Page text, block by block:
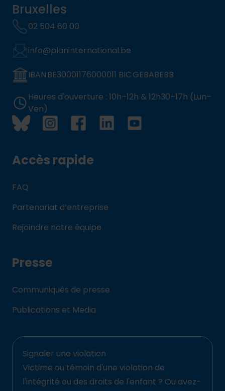
Bruxelles
02 504 60 00
info@planinternational.be
IBAN BE30001176000011 BIC GEBABEBB
Heures d'ouverture : 10h–12h & 12h30–17h (Lun–
Ven)
Accès rapide
FAQ
Partenariat d’entreprise
Rejoindre notre équipe
Presse
Communiqués de presse
Publications et Media
Signaler une violation
Victime ou témoin d'une violation de
l'intégrité ou des droits de l'enfant ? Ou avez-